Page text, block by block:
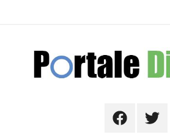
FacebookTwitter